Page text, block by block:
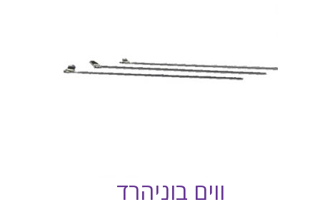
ווים בוניהרד